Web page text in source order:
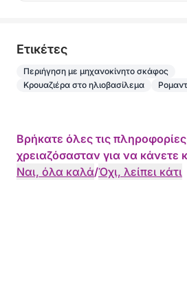
Eτικέτες
Περιήγηση με μηχανοκίνητο σκάφος
Κρουαζιέρα στο ηλιοβασίλεμα
Βρήκατε όλες τις
χρειαζόσασταν για να κάνετε
Ναι, όλα καλά/Όχι, λείπει κάτι